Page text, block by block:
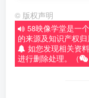
© 版权声明
58映像学堂是一
的来源及知识产权归
如您发现相关资
进行删除处理。（